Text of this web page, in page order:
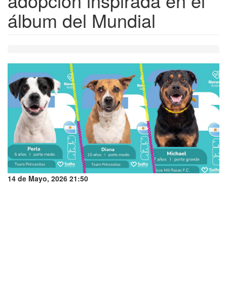
álbum del Mundial
14 de Mayo, 2026 21:50